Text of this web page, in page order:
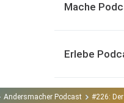
Mache
Erlebe
Andersmacher Podcast #226: